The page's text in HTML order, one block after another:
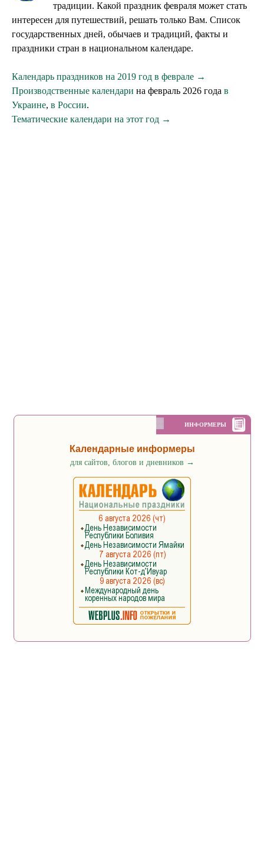
традиции. Какой праздник февраля может стать
интересен для путешествий, решать только Вам. Список
государственных дней, обычаев и традиций, факты и
праздники стран в национальном календаре.
Календарь праздников на 2019 год в феврале →
Производственные календари на февраль 2026 года в
Украине, в России.
Тематические календари на этот год →
ИНФОРМЕРЫ
Календарные информеры
для сайтов, блогов и дневников →